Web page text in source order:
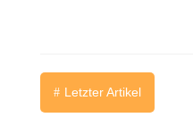
# Letzter Artikel